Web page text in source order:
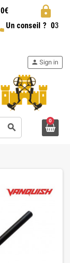
lock
Un conseil ? 03
search
person Sign in
0